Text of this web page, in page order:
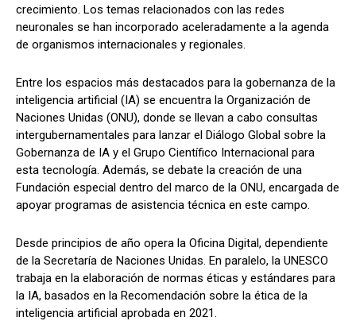
crecimiento. Los temas relacionados con las redes
neuronales se han incorporado aceleradamente a la agenda
de organismos internacionales y regionales.
Entre los espacios más destacados para la gobernanza de la
inteligencia artificial (IA) se encuentra la Organización de
Naciones Unidas (ONU), donde se llevan a cabo consultas
intergubernamentales para lanzar el Diálogo Global sobre la
Gobernanza de IA y el Grupo Científico Internacional para
esta tecnología. Además, se debate la creación de una
Fundación especial dentro del marco de la ONU, encargada de
apoyar programas de asistencia técnica en este campo.
Desde principios de año opera la Oficina Digital, dependiente
de la Secretaría de Naciones Unidas. En paralelo, la UNESCO
trabaja en la elaboración de normas éticas y estándares para
la IA, basados en la Recomendación sobre la ética de la
inteligencia artificial aprobada en 2021.